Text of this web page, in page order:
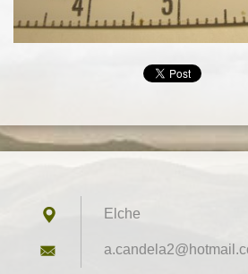
Elche
a.candel a2@hotma